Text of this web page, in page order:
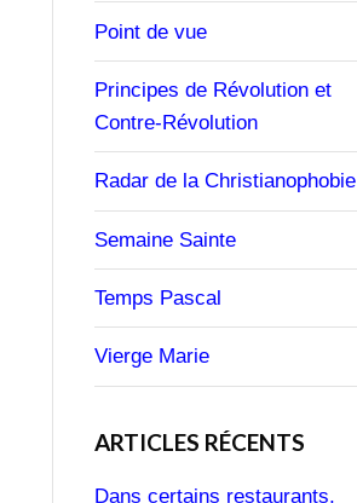
Point de vue
Principes de Révolution et
Contre-Révolution
Radar de la Christianophobie
Semaine Sainte
Temps Pascal
Vierge Marie
ARTICLES RÉCENTS
Dans certains restaurants,